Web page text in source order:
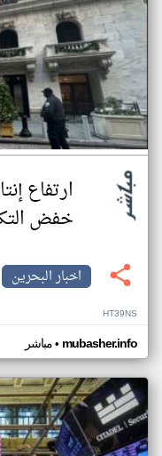
ارتفاع
خفض
اخبار البحرين
HT39NS
مباشر• mubasher.info